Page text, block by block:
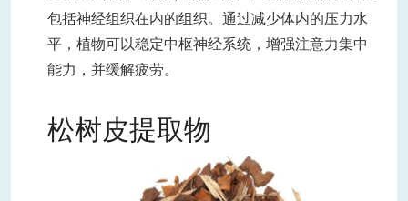
包括神经组织在内的组织。通过减少体内的压力水
平，植物可以稳定中枢神经系统，增强注意力集中
能力，并缓解疲劳。
松树皮提取物